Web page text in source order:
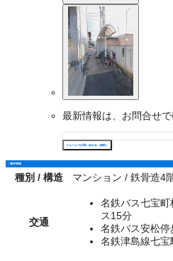
最新情報は、お問合せ
フォームでお問い合わせ（無料）
物件情報
種別 / 構造 マンション / 鉄骨造4
交通
名鉄バス七宝
ス15分
名鉄バス安松停
名鉄津島線七宝